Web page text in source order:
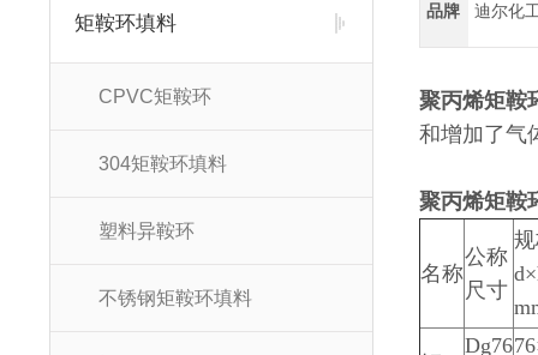
矩鞍环填料
CPVC矩鞍环
304矩鞍环填料
塑料异鞍环
不锈钢矩鞍环填料
品牌 迪尔化
聚丙烯矩鞍
和增加了气
聚丙烯矩鞍
名称
公称
尺寸
Dg76